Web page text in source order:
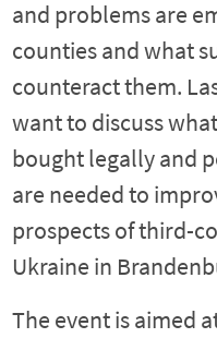
and problems are
counties and what
counteract them.
want to discuss
bought legally and
are needed to
prospects of third-
Ukraine in
The event is aimed